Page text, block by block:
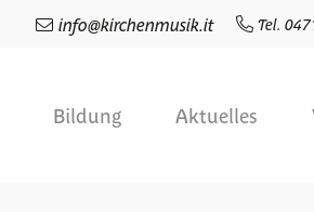
info@kirchenmusik.it Tel.
Bildung Aktuelles